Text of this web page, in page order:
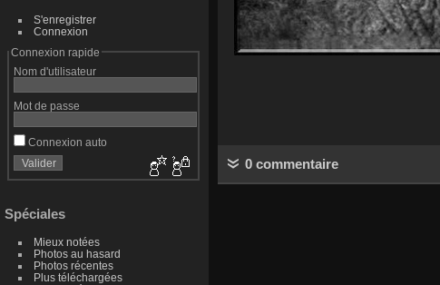
S'enregistrer
Connexion
Connexion rapide
Nom d'utilisateur
Mot de passe
Connexion auto
Spéciales
Mieux notées
Photos au hasard
Photos récentes
Plus téléchargées
0 commentaire